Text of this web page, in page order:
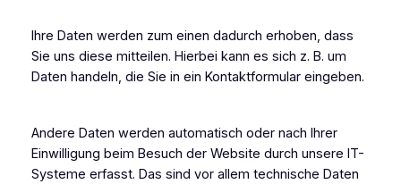
Ihre Daten werden zum einen dadurch erhoben, dass
Sie uns diese mitteilen. Hierbei kann es sich z. B. um
Daten handeln, die Sie in ein Kontaktformular eingeben.
Andere Daten werden automatisch oder nach Ihrer
Einwilligung beim Besuch der Website durch unsere IT-
Systeme erfasst. Das sind vor allem technische Daten